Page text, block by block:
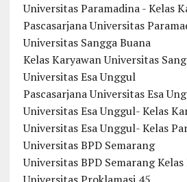
Universitas Paramadina - Kelas
Pascasarjana Universitas
Universitas Sangga Buana
Kelas Karyawan Universitas
Universitas Esa Unggul
Pascasarjana Universitas Esa
Universitas Esa Unggul- Kelas
Universitas Esa Unggul- Kelas
Universitas BPD Semarang
Universitas BPD Semarang